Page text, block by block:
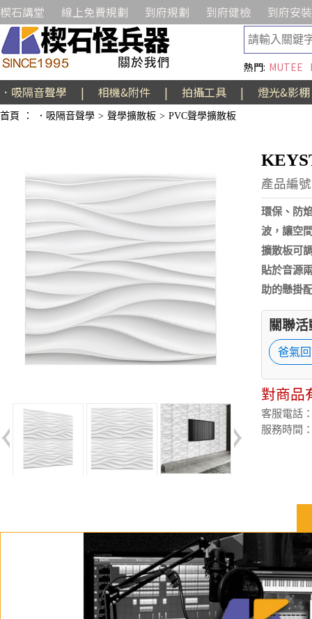
楔石講堂 線上免費規劃 到府規劃 到府健檢 到府安裝
熱門: MUTEE
．吸隔音聲學 | 相機&附件 | 拍攝工具 | 燈光&影棚
首頁 ： ．吸隔音聲學 > 聲學擴散板 > PVC聲學擴散板
產品編
環保、防
波，讓空
擴散板可
貼於音源
助的懸掛
關聯
爸氣
對商品
客服電話
服務時間